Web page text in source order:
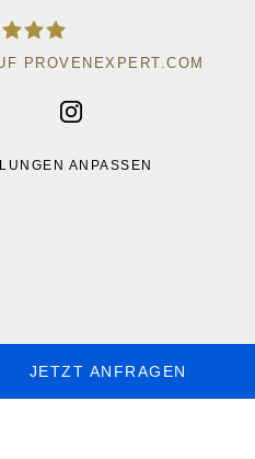
PROVENEXPERT.COM
JETZT ANFRAGEN
ANPASSEN